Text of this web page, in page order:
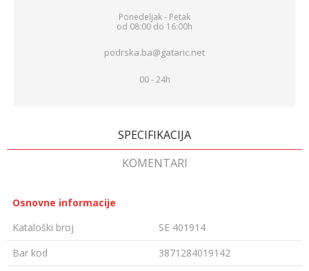
Ponedeljak - Petak
od 08:00 do 16:00h
podrska.ba@gataric.net
00 - 24h
SPECIFIKACIJA
KOMENTARI
Osnovne informacije
Kataloški broj
SE 401914
Bar kod
3871284019142